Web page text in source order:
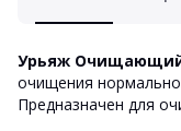
Урьяж
очищения
Предназначен для